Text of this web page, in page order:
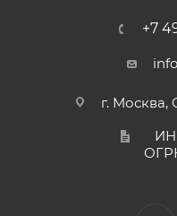
+7
г. Москва,